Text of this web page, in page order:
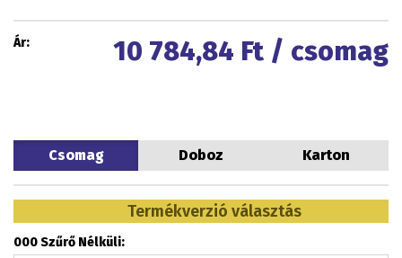
Ár: 10 784,84 Ft / csomag
Csomag Doboz Karton
Termékverzió választás
000 Szűrő Nélküli: